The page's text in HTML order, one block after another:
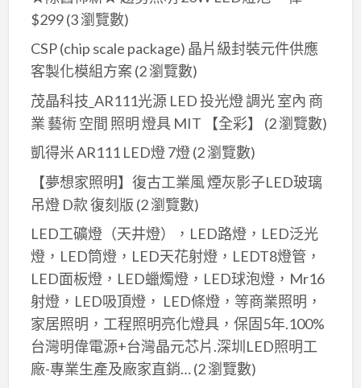
$299(3 瀏覽數)
CSP (chip scale package) 晶片級封裝元件供應
客製化模組方案 (2 瀏覽數)
茂晶科技_AR111光源 LED 投光燈 調光 室內 商
業 藝術 空間 照明 燈具 MIT 【全彩】
(2 瀏覽數)
凱得米 AR111 LED燈 7燈(2 瀏覽數)
【夢想家照明】復古工業風 煙灰影子LED玻璃
吊燈 D款 復刻版 (2 瀏覽數)
LED工礦燈（天井燈），LED路燈，LED泛光
燈，LED筒燈，LED天花射燈，LEDT8燈管，
LED面板燈，LED蠟燭燈，LED球泡燈，Mr16
射燈，LED吸頂燈， LED條燈，等商業照明，
家居照明，工程照明亮化燈具，保固5年.100%
台灣明偉電源+台灣晶元芯片.深圳LED照明工
廠-專業生產及廠家直銷…(2 瀏覽數)